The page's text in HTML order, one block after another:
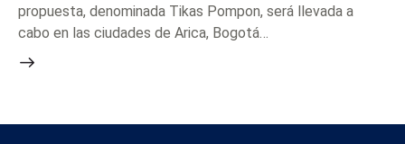
propuesta, denominada Tikas Pompon, será llevada a
cabo en las ciudades de Arica, Bogotá…